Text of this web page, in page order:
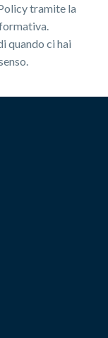
tramite la
quando ci hai